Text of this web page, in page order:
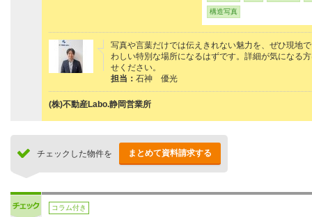
構造写真
写真や言葉だけでは伝えきれない魅力を、ぜひ現地
わしい特別な場所になるはずです。詳細が気になる
せください。
担当： 石神 優光
(株)不動産Labo.静岡営業所
チェックした物件を まとめて資料請求する
コラム付き